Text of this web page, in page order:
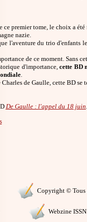
ce premier tome, le choix a
nazie.
l'aventure du trio d'enfants
de ce moment. Sans
d'importance,cette BD
.
Charles de Gaulle, cette BD
De Gaulle : l'appel du 18 juin.
Copyright © Tous
Webzine